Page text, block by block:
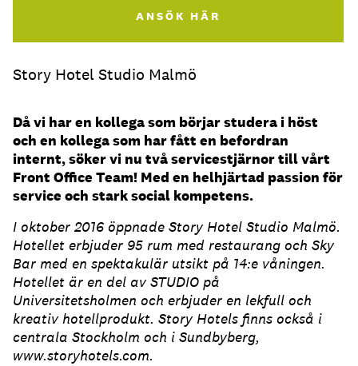
Story Hotel Studio Malmö
Då vi har en kollega som börjar studera i höst
och en kollega som har fått en befordran
internt, söker vi nu två servicestjärnor till vårt
Front Office Team! Med en helhjärtad passion för
service och stark social kompetens.
I oktober 2016 öppnade Story Hotel Studio Malmö.
Hotellet erbjuder 95 rum med restaurang och Sky
Bar med en spektakulär utsikt på 14:e våningen.
Hotellet är en del av STUDIO på
Universitetsholmen och erbjuder en lekfull och
kreativ hotellprodukt. Story Hotels finns också i
centrala Stockholm och i Sundbyberg,
www.storyhotels.com.
ANSÖK HÄR